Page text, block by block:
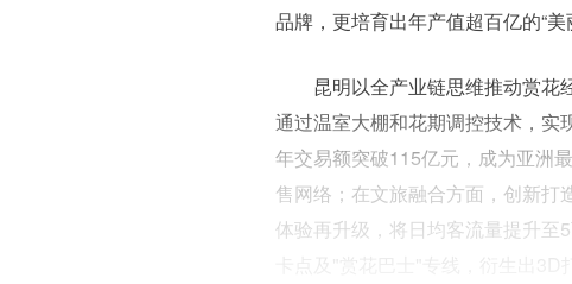
品牌，更培育出年产值超百亿的“
昆明以全产业链思维推动赏花
通过温室大棚和花期调控技术，实
年交易额突破115亿元，成为亚洲
售网络；在文旅融合方面，创新打
体验再升级，将日均客流量提升至